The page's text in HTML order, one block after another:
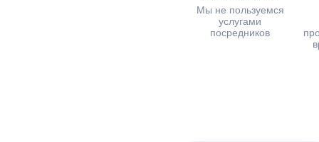
Мы не пользуемся
услугами
посредников